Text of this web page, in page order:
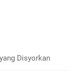
Disyorkan